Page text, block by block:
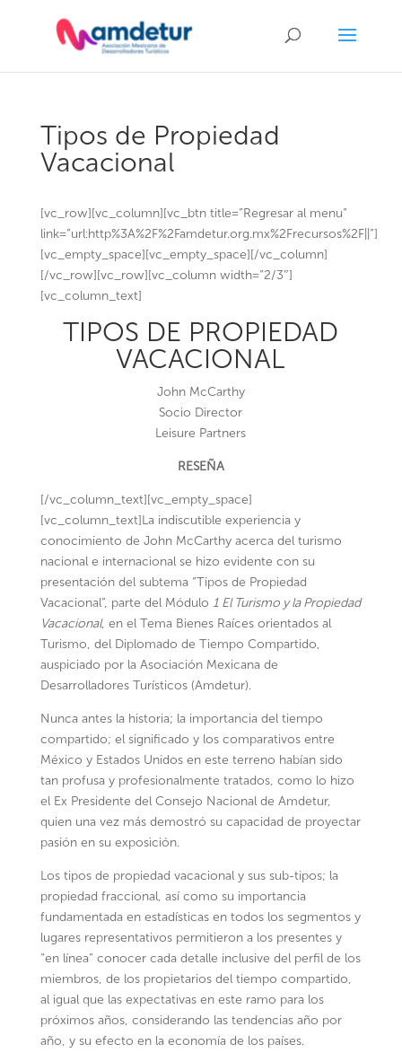
Tipos de Propiedad
Vacacional
[vc_row][vc_column][vc_btn title=”Regresar al menu”
link=”url:http%3A%2F%2Famdetur.org.mx%2Frecursos%2F||”]
[vc_empty_space][vc_empty_space][/vc_column]
[/vc_row][vc_row][vc_column width=”2/3″]
[vc_column_text]
TIPOS DE PROPIEDAD
VACACIONAL
John McCarthy
Socio Director
Leisure Partners
RESEÑA
[/vc_column_text][vc_empty_space]
[vc_column_text]La indiscutible experiencia y
conocimiento de John McCarthy acerca del turismo
nacional e internacional se hizo evidente con su
presentación del subtema “Tipos de Propiedad
Vacacional”, parte del Módulo 1 El Turismo y la Propiedad
Vacacional, en el Tema Bienes Raíces orientados al
Turismo, del Diplomado de Tiempo Compartido,
auspiciado por la Asociación Mexicana de
Desarrolladores Turísticos (Amdetur).
Nunca antes la historia; la importancia del tiempo
compartido; el significado y los comparativos entre
México y Estados Unidos en este terreno habían sido
tan profusa y profesionalmente tratados, como lo hizo
el Ex Presidente del Consejo Nacional de Amdetur,
quien una vez más demostró su capacidad de proyectar
pasión en su exposición.
Los tipos de propiedad vacacional y sus sub-tipos; la
propiedad fraccional, así como su importancia
fundamentada en estadísticas en todos los segmentos y
lugares representativos permitieron a los presentes y
“en línea” conocer cada detalle inclusive del perfil de los
miembros, de los propietarios del tiempo compartido,
al igual que las expectativas en este ramo para los
próximos años, considerando las tendencias año por
año, y su efecto en la economía de los países.